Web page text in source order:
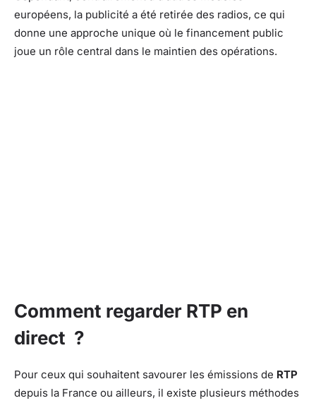
européens, la publicité a été retirée des radios, ce qui
donne une approche unique où le financement public
joue un rôle central dans le maintien des opérations.
Comment regarder RTP en
direct ?
Pour ceux qui souhaitent savourer les émissions de RTP
depuis la France ou ailleurs, il existe plusieurs méthodes